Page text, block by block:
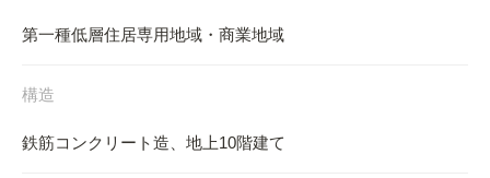
第一種低層住居専用地域・商業地域
構造
鉄筋コンクリート造、地上10階建て